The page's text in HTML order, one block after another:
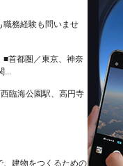
務経験も問いませ
■首都圏／東京、神奈
...
臨海公園駅、高円寺
、建物をつくるための